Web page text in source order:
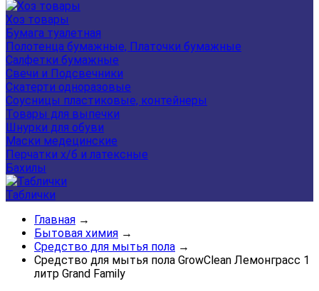
Хоз товары
Бумага туалетная
Полотенца бумажные, Платочки бумажные
Салфетки бумажные
Свечи и Подсвечники
Скатерти одноразовые
Соусницы пластиковые, контейнеры
Товары для выпечки
Шнурки для обуви
Маски медецинские
Перчатки х/б и латексные
Бахилы
Таблички
Главная →
Бытовая химия →
Средство для мытья пола →
Средство для мытья пола GrowClean Лемонграсс 1
литр Grand Family